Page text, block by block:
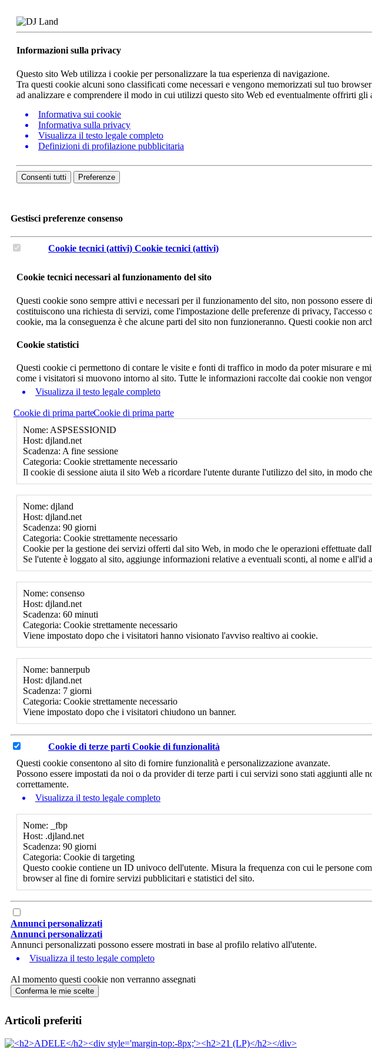
Informazioni sulla privacy
Questo sito Web utilizza i cookie per personalizzare la tua esperienza di navigazione.
Tra questi cookie alcuni sono classificati come necessari e vengono memorizzati sul tuo
ad analizzare e comprendere il modo in cui utilizzi questo sito Web ed eventualmente offrirti
Informativa sui cookie
Informativa sulla privacy
Visualizza il testo legale completo
Definizioni di profilazione pubblicitaria
Consenti tutti Preferenze
Gestisci preferenze consenso
Cookie tecnici (attivi) Cookie tecnici (attivi)
Cookie tecnici necessari al funzionamento del sito
Questi cookie sono sempre attivi e necessari per il funzionamento del sito, non possono
costituiscono una richiesta di servizi, come l'impostazione delle preferenze di privacy,
cookie, ma la conseguenza è che alcune parti del sito non funzioneranno. Questi cookie non
Cookie statistici
Questi cookie ci permettono di contare le visite e fonti di traffico in modo da poter misurare e
come i visitatori si muovono intorno al sito. Tutte le informazioni raccolte dai cookie non
Visualizza il testo legale completo
Cookie di prima parteCookie di prima parte
Nome: ASPSESSIONID
Host: djland.net
Scadenza: A fine sessione
Categoria: Cookie strettamente necessario
Il cookie di sessione aiuta il sito Web a ricordare l'utente durante l'utilizzo del sito, in modo
Nome: djland
Host: djland.net
Scadenza: 90 giorni
Categoria: Cookie strettamente necessario
Cookie per la gestione dei servizi offerti dal sito Web, in modo che le operazioni effettuate
Se l'utente è loggato al sito, aggiunge informazioni relative a eventuali sconti, al nome e all'id
Nome: consenso
Host: djland.net
Scadenza: 60 minuti
Categoria: Cookie strettamente necessario
Viene impostato dopo che i visitatori hanno visionato l'avviso realtivo ai cookie.
Nome: bannerpub
Host: djland.net
Scadenza: 7 giorni
Categoria: Cookie strettamente necessario
Viene impostato dopo che i visitatori chiudono un banner.
Cookie di terze parti Cookie di funzionalità
Questi cookie consentono al sito di fornire funzionalità e personalizzazione avanzate.
Possono essere impostati da noi o da provider di terze parti i cui servizi sono stati aggiunti
correttamente.
Visualizza il testo legale completo
Nome: _fbp
Host: .djland.net
Scadenza: 90 giorni
Categoria: Cookie di targeting
Questo cookie contiene un ID univoco dell'utente. Misura la frequenza con cui le persone
browser al fine di fornire servizi pubblicitari e statistici del sito.
Annunci personalizzati
Annunci personalizzati
Annunci personalizzati possono essere mostrati in base al profilo relativo all'utente.
Visualizza il testo legale completo
Al momento questi cookie non verranno assegnati
Conferma le mie scelte
Articoli preferiti